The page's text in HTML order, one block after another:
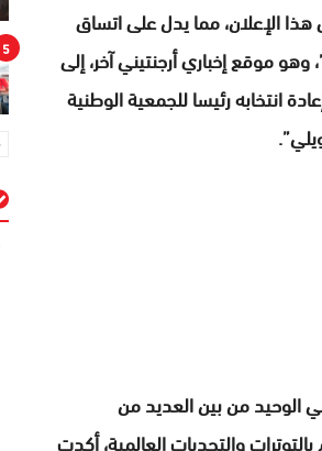
هذا الإعلان، مما يدل على اتساق
موقع إخباري أرجنتيني آخر، إلى
إعادة انتخابه رئيسا للجمعية الوطنية
الوحيد من بين العديد من
والتحديات العالمية، أكدت
5